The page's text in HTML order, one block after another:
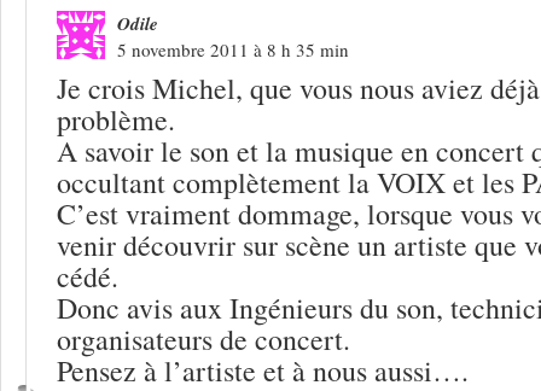
Odile
5 novembre 2011 à 8 h 35 min
Je crois Michel, que vous nous aviez
problème.
A savoir le son et la musique en concert
occultant complètement la VOIX et les
C’est vraiment dommage, lorsque vous
venir découvrir sur scène un artiste que
cédé.
Donc avis aux Ingénieurs du son,
organisateurs de concert.
Pensez à l’artiste et à nous aussi….